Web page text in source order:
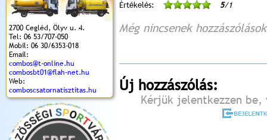
2700 Cegléd, Ölyv u. 4.
Tel: 06 53/707-050
Mobil: 06 30/6353-018
Email:
combos@t-online.hu
combosbt01@flah-net.hu
Web:
comboscsatornatisztitas.hu
Értékelés: 5/1
Még nincsenek hozzászólások
Új hozzászólás:
Kérjük jelentkezzen be,